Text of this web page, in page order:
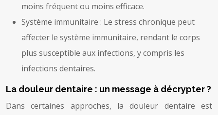
moins fréquent ou moins efficace.
Système immunitaire : Le stress chronique peut
affecter le système immunitaire, rendant le corps
plus susceptible aux infections, y compris les
infections dentaires.
La douleur dentaire : un message à décrypter ?
Dans certaines approches, la douleur dentaire est